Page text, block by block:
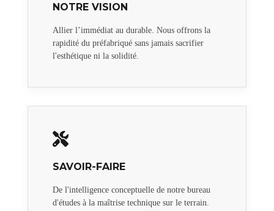
NOTRE VISION
Allier l’immédiat au durable. Nous offrons la
rapidité du préfabriqué sans jamais sacrifier
l'esthétique ni la solidité.
SAVOIR-FAIRE
De l'intelligence conceptuelle de notre bureau
d'études à la maîtrise technique sur le terrain.